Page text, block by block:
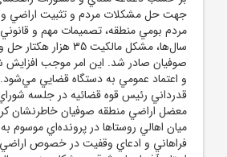
جهت حل مشکلات مردم و تثبيت اراضي
مردم بومي منطقه، تصميمات مهم و
سال‌ها، مشکل مالکيت 35
صوفيان صادر شد. اين امر موجب افزايش
و اعتماد عمومي به دستگاه قضايي
قدرداني رئيس قوه قضائيه در جلسه
معضل اراضي منطقه صوفيان خاطرنشان
ميان اهالي روستاها در پرونده‌اي موسوم
فراهاني و ادعاي وقفيت در خصوص